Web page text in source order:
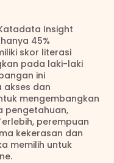
Insight
45%
skor literasi
pada laki-laki
ini
akses dan
mengembangkan
pengetahuan,
perempuan
kekerasan dan
memilih untuk